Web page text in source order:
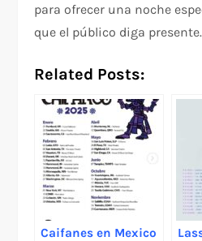
para ofrecer una noche
que el público diga presente.
Related Posts:
Caifanes en Mexico